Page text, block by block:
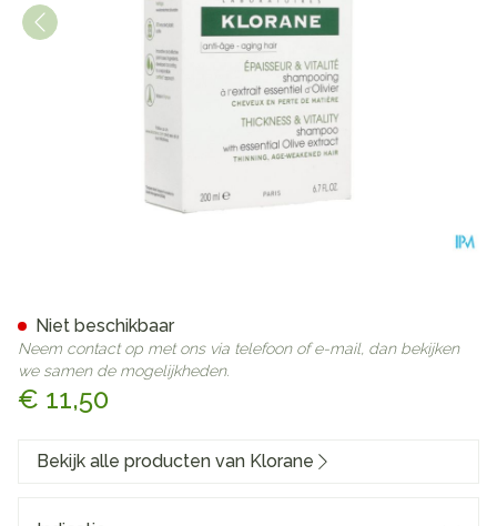
€ 11,50
Niet beschikbaar
Neem contact op met ons via telefoon of e-mail, dan bekijken
we samen de mogelijkheden.
Bekijk alle producten van Klorane